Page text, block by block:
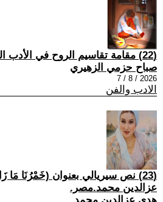
(22) مقامة تقاسيم الروح في الأدب الرفيع .
صباح حزمي الزهيري
2026 / 8 / 7
الادب والفن
(23) نص سيريالي بعنوان (خَمْرُنَا مَا
عزالدين محمد.مصر.